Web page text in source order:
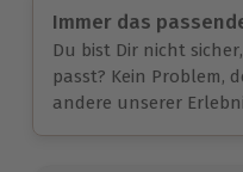
Immer das
Du bist Dir nicht
passt? Kein Problem,
andere unserer